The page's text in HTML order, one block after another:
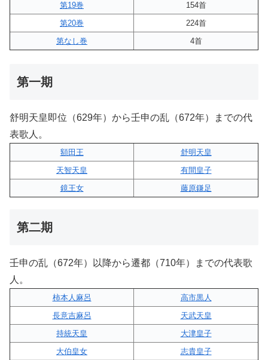
第19巻
154首
第20巻
224首
第なし巻
4首
第一期
舒明天皇即位（629年）から壬申の乱（672年）までの代
表歌人。
額田王
舒明天皇
天智天皇
有間皇子
鏡王女
藤原鎌足
第二期
壬申の乱（672年）以降から遷都（710年）までの代表歌
人。
柿本人麻呂
高市黒人
長意吉麻呂
天武天皇
持統天皇
大津皇子
大伯皇女
志貴皇子